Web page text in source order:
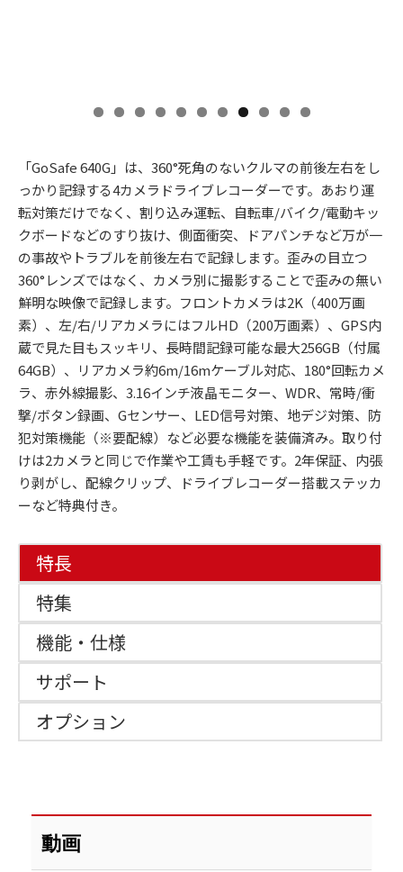
「GoSafe 640G」は、360°死角のないクルマの前後左右をし
っかり記録する4カメラドライブレコーダーです。あおり運
転対策だけでなく、割り込み運転、自転車/バイク/電動キッ
クボードなどのすり抜け、側面衝突、ドアパンチなど万が一
の事故やトラブルを前後左右で記録します。歪みの目立つ
360°レンズではなく、カメラ別に撮影することで歪みの無い
鮮明な映像で記録します。フロントカメラは2K（400万画
素）、左/右/リアカメラにはフルHD（200万画素）、GPS内
蔵で見た目もスッキリ、長時間記録可能な最大256GB（付属
64GB）、リアカメラ約6m/16mケーブル対応、180°回転カメ
ラ、赤外線撮影、3.16インチ液晶モニター、WDR、常時/衝
撃/ボタン録画、Gセンサー、LED信号対策、地デジ対策、防
犯対策機能（※要配線）など必要な機能を装備済み。取り付
けは2カメラと同じで作業や工賃も手軽です。2年保証、内張
り剥がし、配線クリップ、ドライブレコーダー搭載ステッカ
ーなど特典付き。
特長
特集
機能・仕様
サポート
オプション
動画